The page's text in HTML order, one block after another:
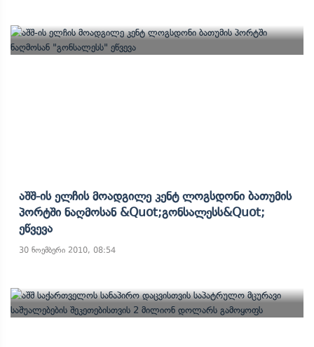
Აშშ-Ის Ელჩის Მოადგილე Კენტ Ლოგსდონი Ბათუმის
Პორტში Ნაღმოსან &quot;გონსალესს&quot;
Ეწვევა
30 ნოემბერი 2010, 08:54